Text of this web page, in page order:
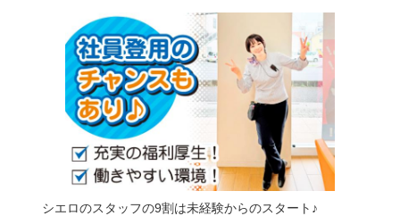
シエロのスタッフの9割は未経験からのスタート♪